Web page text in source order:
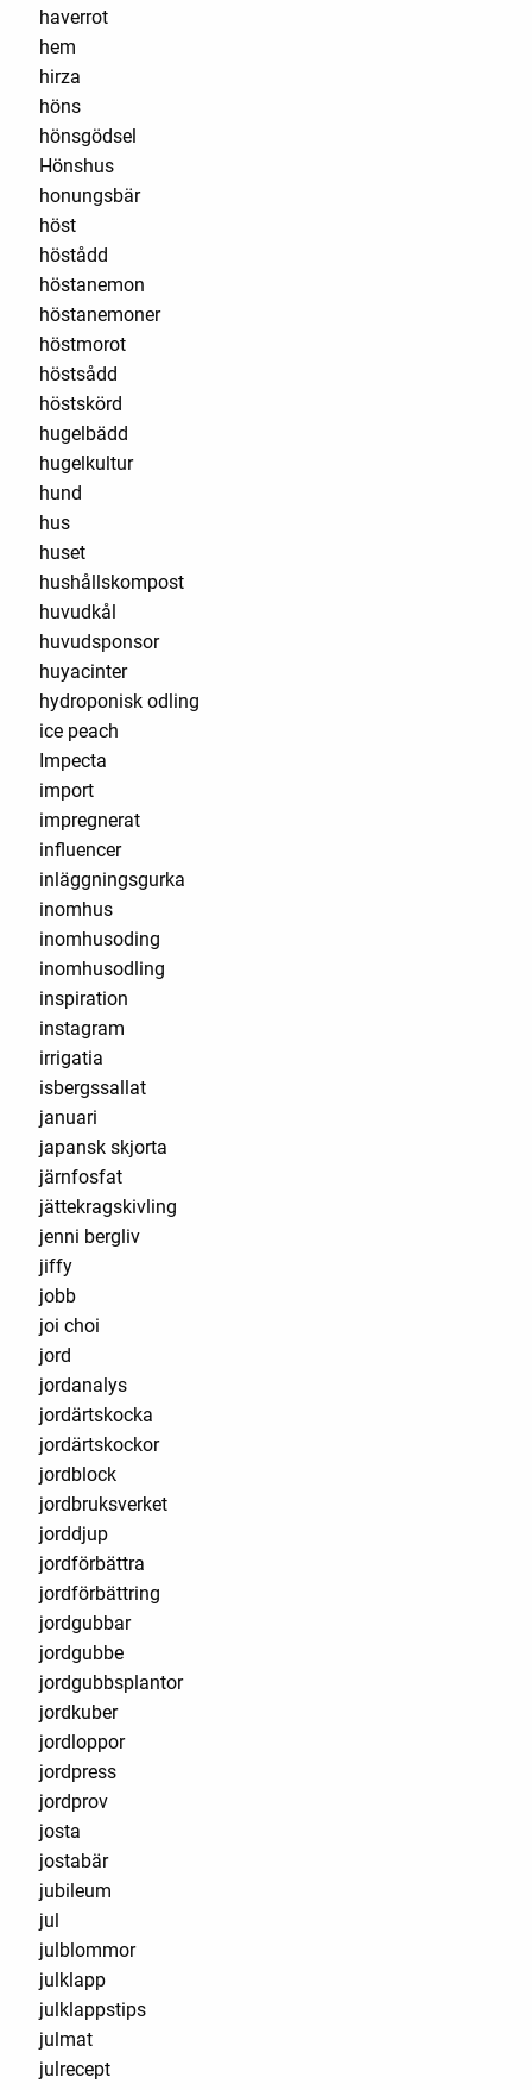
haverrot
hem
hirza
höns
hönsgödsel
Hönshus
honungsbär
höst
höstådd
höstanemon
höstanemoner
höstmorot
höstsådd
höstskörd
hugelbädd
hugelkultur
hund
hus
huset
hushållskompost
huvudkål
huvudsponsor
huyacinter
hydroponisk odling
ice peach
Impecta
import
impregnerat
influencer
inläggningsgurka
inomhus
inomhusoding
inomhusodling
inspiration
instagram
irrigatia
isbergssallat
januari
japansk skjorta
järnfosfat
jättekragskivling
jenni bergliv
jiffy
jobb
joi choi
jord
jordanalys
jordärtskocka
jordärtskockor
jordblock
jordbruksverket
jorddjup
jordförbättra
jordförbättring
jordgubbar
jordgubbe
jordgubbsplantor
jordkuber
jordloppor
jordpress
jordprov
josta
jostabär
jubileum
jul
julblommor
julklapp
julklappstips
julmat
julrecept